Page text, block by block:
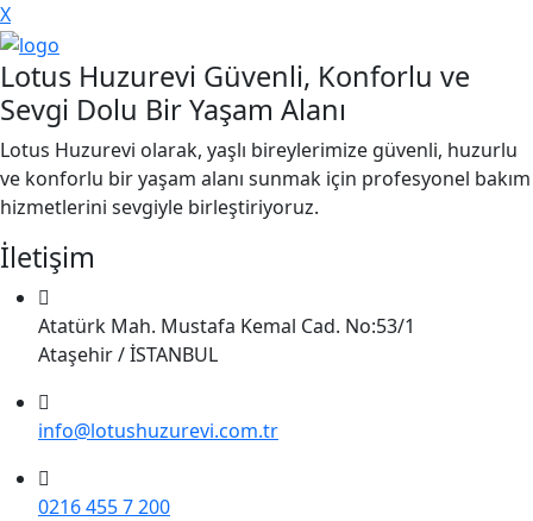
X
Lotus Huzurevi Güvenli, Konforlu ve
Sevgi Dolu Bir Yaşam Alanı
Lotus Huzurevi olarak, yaşlı bireylerimize güvenli, huzurlu
ve konforlu bir yaşam alanı sunmak için profesyonel bakım
hizmetlerini sevgiyle birleştiriyoruz.
İletişim
Atatürk Mah. Mustafa Kemal Cad. No:53/1
Ataşehir / İSTANBUL
info@lotushuzurevi.com.tr
0216 455 7 200